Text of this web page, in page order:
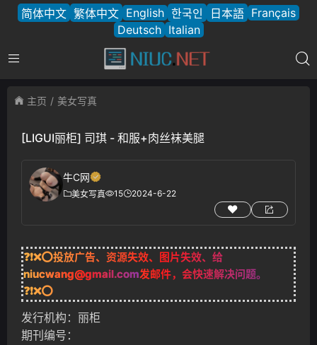
简体中文 繁体中文 English 한국인 日本語 Français
Deutsch Italian
主页 美女写真
[LIGUI丽柜] 司琪 - 和服+肉丝袜美腿
牛C网
美女写真 15 2024-6-22
❓❗❌⭕投放广告、资源失效、图片失效、给
niucwang@gmail.com发邮件，会快速解决问题。
❓❗❌⭕
发行机构：丽柜
期刊编号：